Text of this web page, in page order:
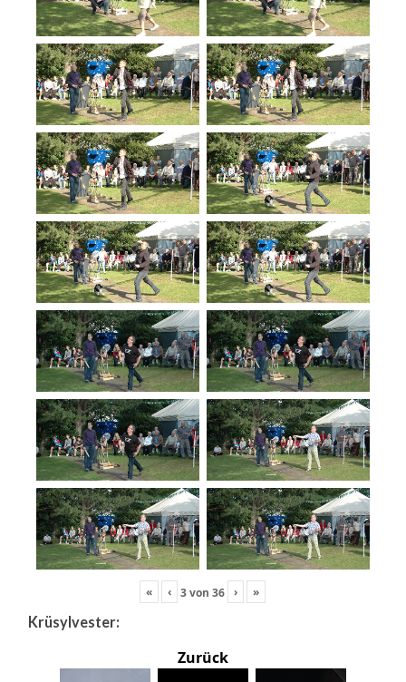
« ‹ 3von36 › »
Krüsylvester:
Zurück